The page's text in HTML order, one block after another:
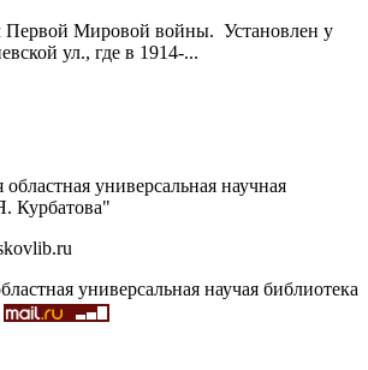
Первой Мировой войны. Установлен у
ул., где в 1914-...
универсальная научная
Курбатова"
универсальная научая библиотека